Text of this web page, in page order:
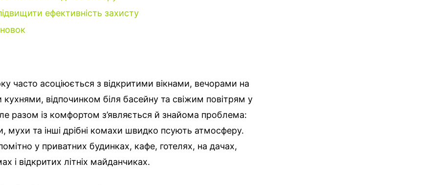
ефективність захисту
часто асоціюється з відкритими вікнами, вечорами на
кухнями, відпочинком біля басейну та свіжим повітрям у
разом із комфортом з’являється й знайома проблема:
мухи та інші дрібні комахи швидко псують атмосферу.
у приватних будинках, кафе, готелях, на дачах,
і відкритих літніх майданчиках.